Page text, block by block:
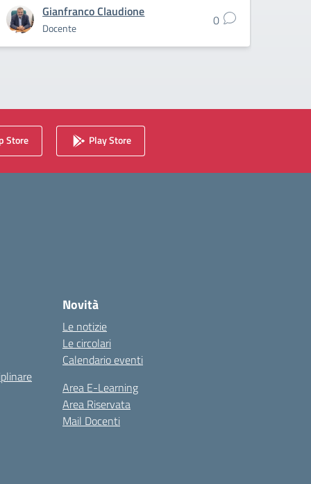
Gianfranco Claudione
Docente 0
Store Play Store
Novità
Le notizie
Le circolari
Calendario eventi
Area E-Learning
Area Riservata
Mail Docenti